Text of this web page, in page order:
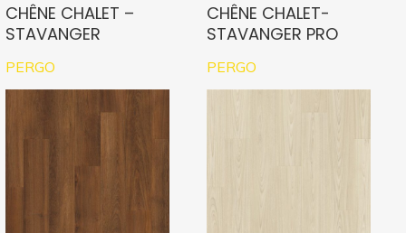
CHÊNE CHALET –
STAVANGER
PERGO
CHÊNE CHALET-
STAVANGER PRO
PERGO